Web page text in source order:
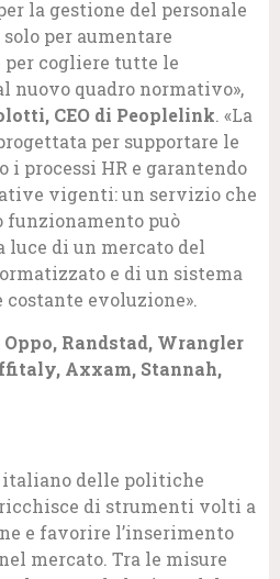
la gestione del personale
per aumentare
per cogliere tutte le
nuovo quadro normativo»,
CEO di Peoplelink. «La
per supportare le
i processi HR e garantendo
vigenti: un servizio che
funzionamento può
di un mercato del
e di un sistema
evoluzione».
Oppo, Randstad, Wrangler
Axxam, Stannah,
italiano delle politiche
di strumenti volti a
e favorire l’inserimento
mercato. Tra le misure